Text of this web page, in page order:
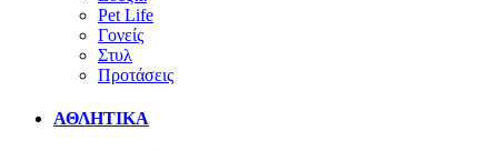
Pet Life
Γονείς
Στυλ
Προτάσεις
ΑΘΛΗΤΙΚΑ